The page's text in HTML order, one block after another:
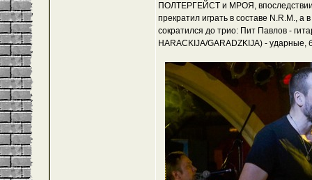
ПОЛТЕРГЕЙСТ и МРОЯ, впоследствии
прекратил играть в составе N.R.M., а
сократился до трио: Пит Павлов -
HARACKIJA/GARADZKIJA) - ударные,